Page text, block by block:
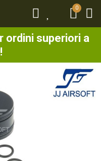
0
ordini superiori a
0